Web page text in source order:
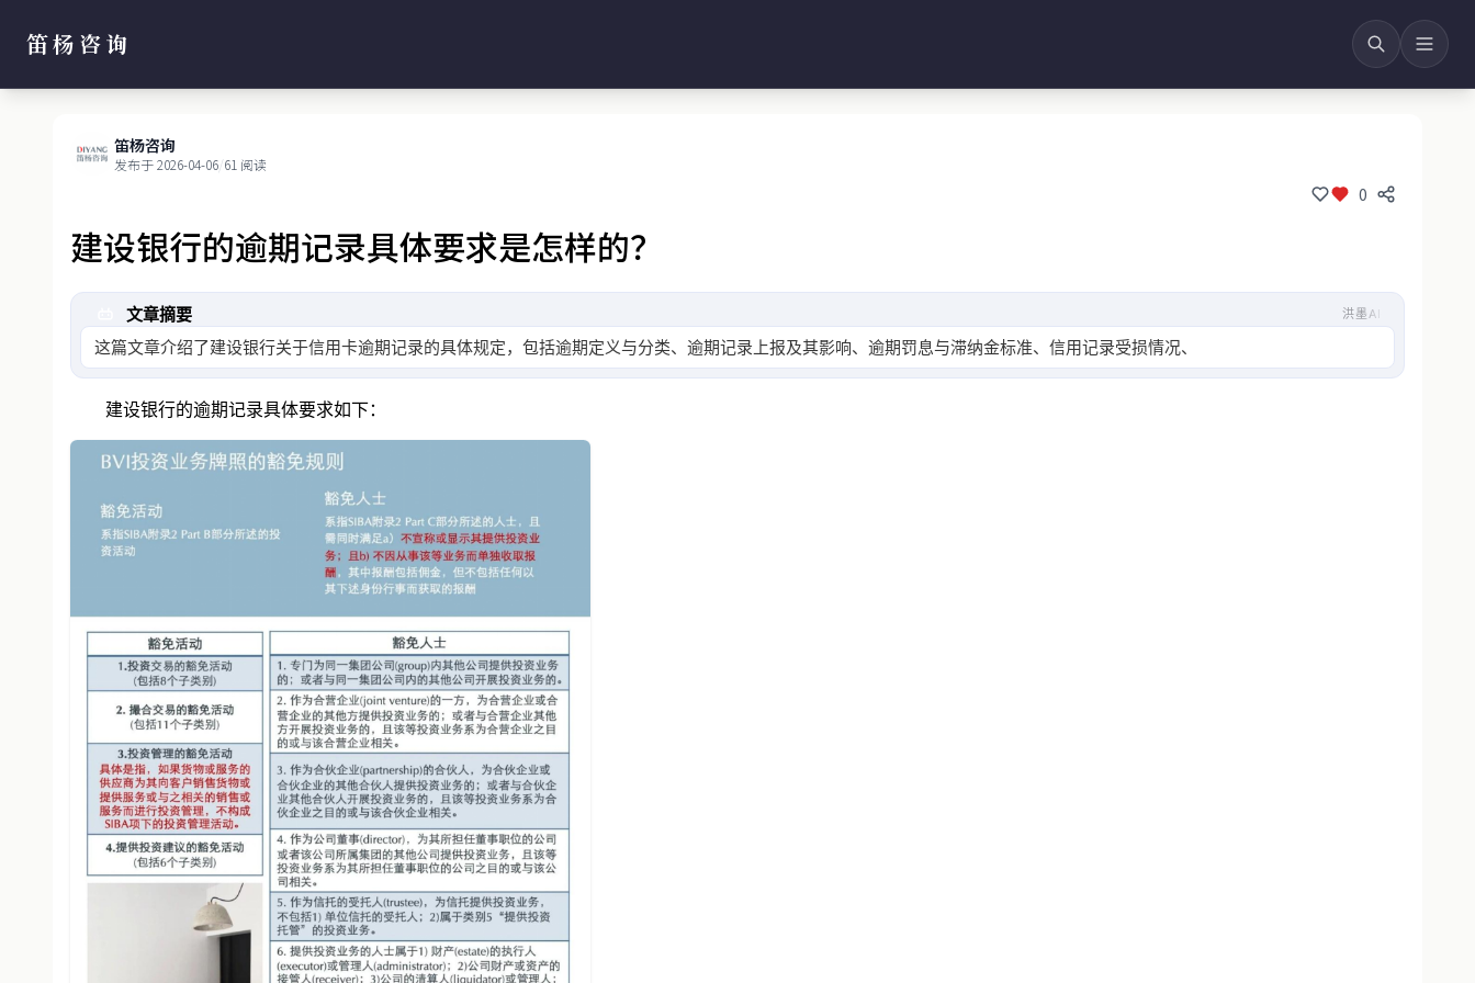
笛杨咨询
笛杨咨询
发布于 2026-04-06/61 阅读
0
建设银行的逾期记录具体要求是怎样的？
文章摘要 洪墨AI
这篇文章介绍了建设银行关于信用卡逾期记录的具体规定，包括逾期定义与分类、逾期记录上报及其影响、逾期罚息与滞纳金标准、信用记录受损情况、催收机制及分期还款选择
等内容